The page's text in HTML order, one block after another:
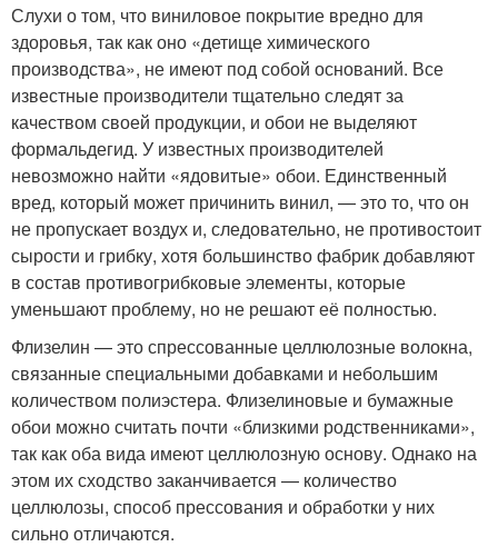
Слухи о том, что виниловое покрытие вредно для
здоровья, так как оно «детище химического
производства», не имеют под собой оснований. Все
известные производители тщательно следят за
качеством своей продукции, и обои не выделяют
формальдегид. У известных производителей
невозможно найти «ядовитые» обои. Единственный
вред, который может причинить винил, — это то, что он
не пропускает воздух и, следовательно, не противостоит
сырости и грибку, хотя большинство фабрик добавляют
в состав противогрибковые элементы, которые
уменьшают проблему, но не решают её полностью.
Флизелин — это спрессованные целлюлозные волокна,
связанные специальными добавками и небольшим
количеством полиэстера. Флизелиновые и бумажные
обои можно считать почти «близкими родственниками»,
так как оба вида имеют целлюлозную основу. Однако на
этом их сходство заканчивается — количество
целлюлозы, способ прессования и обработки у них
сильно отличаются.